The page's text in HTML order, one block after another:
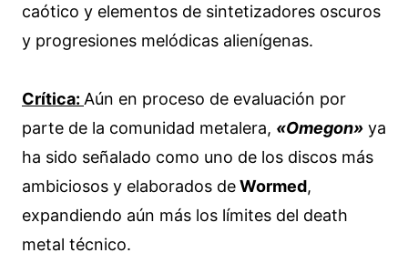
caótico y elementos de sintetizadores oscuros
y progresiones melódicas alienígenas.
Crítica: Aún en proceso de evaluación por
parte de la comunidad metalera, «Omegon» ya
ha sido señalado como uno de los discos más
ambiciosos y elaborados deWormed,
expandiendo aún más los límites del death
metal técnico.